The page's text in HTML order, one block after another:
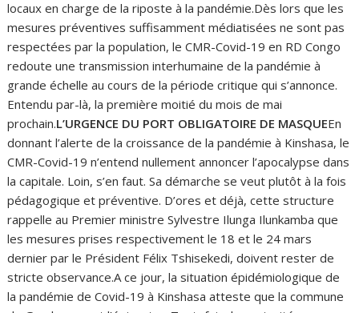
locaux en charge de la riposte à la pandémie.Dès lors que les
mesures préventives suffisamment médiatisées ne sont pas
respectées par la population, le CMR-Covid-19 en RD Congo
redoute une transmission interhumaine de la pandémie à
grande échelle au cours de la période critique qui s’annonce.
Entendu par-là, la première moitié du mois de mai
prochain.L’URGENCE DU PORT OBLIGATOIRE DE MASQUEEn
donnant l’alerte de la croissance de la pandémie à Kinshasa, le
CMR-Covid-19 n’entend nullement annoncer l’apocalypse dans
la capitale. Loin, s’en faut. Sa démarche se veut plutôt à la fois
pédagogique et préventive. D’ores et déjà, cette structure
rappelle au Premier ministre Sylvestre Ilunga Ilunkamba que
les mesures prises respectivement le 18 et le 24 mars
dernier par le Président Félix Tshisekedi, doivent rester de
stricte observance.A ce jour, la situation épidémiologique de
la pandémie de Covid-19 à Kinshasa atteste que la commune